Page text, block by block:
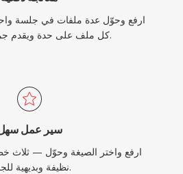
ارفع وحوّل عدة ملفات في جلسة
كل ملف على حدة ويقدم جميع النتائج معاً.
سير عمل
ارفع واختر الصيغة وحوّل — ثلاث
نظيفة وبديهية للجميع.